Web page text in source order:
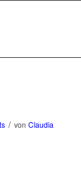
/ von Claudia